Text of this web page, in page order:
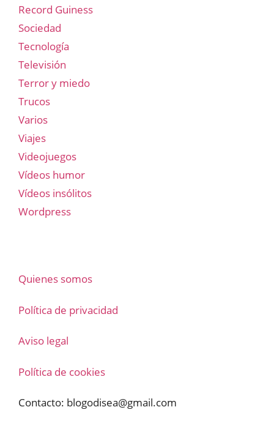
Record Guiness
Sociedad
Tecnología
Televisión
Terror y miedo
Trucos
Varios
Viajes
Videojuegos
Vídeos humor
Vídeos insólitos
Wordpress
Quienes somos
Política de privacidad
Aviso legal
Política de cookies
Contacto: blogodisea@gmail.com